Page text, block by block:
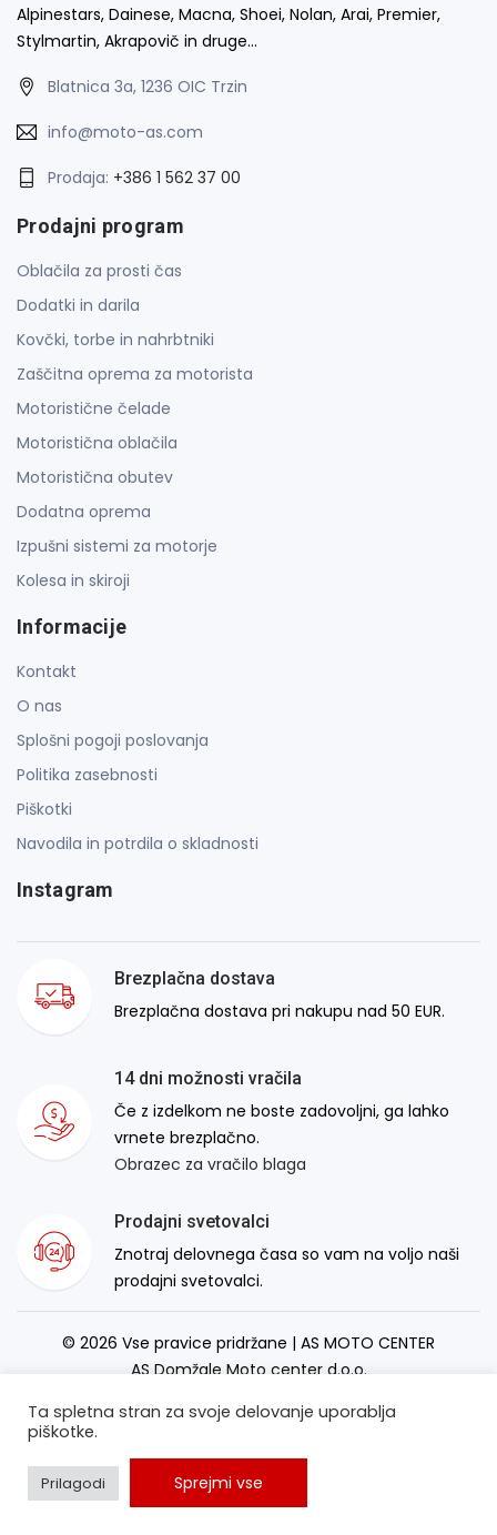
Alpinestars, Dainese, Macna, Shoei, Nolan, Arai, Premier,
Stylmartin, Akrapovič in druge…
Blatnica 3a, 1236 OIC Trzin
info@moto-as.com
Prodaja: +386 1 562 37 00
Prodajni program
Oblačila za prosti čas
Dodatki in darila
Kovčki, torbe in nahrbtniki
Zaščitna oprema za motorista
Motoristične čelade
Motoristična oblačila
Motoristična obutev
Dodatna oprema
Izpušni sistemi za motorje
Kolesa in skiroji
Informacije
Kontakt
O nas
Splošni pogoji poslovanja
Politika zasebnosti
Piškotki
Navodila in potrdila o skladnosti
Instagram
Brezplačna dostava
Brezplačna dostava pri nakupu nad 50 EUR.
14 dni možnosti vračila
Če z izdelkom ne boste zadovoljni, ga lahko
vrnete brezplačno.
Obrazec za vračilo blaga
Prodajni svetovalci
Znotraj delovnega časa so vam na voljo naši
prodajni svetovalci.
© 2026 Vse pravice pridržane | AS MOTO CENTER
AS Domžale Moto center d.o.o.
Ta spletna stran za svoje delovanje uporablja
piškotke.
Prilagodi Sprejmi vse